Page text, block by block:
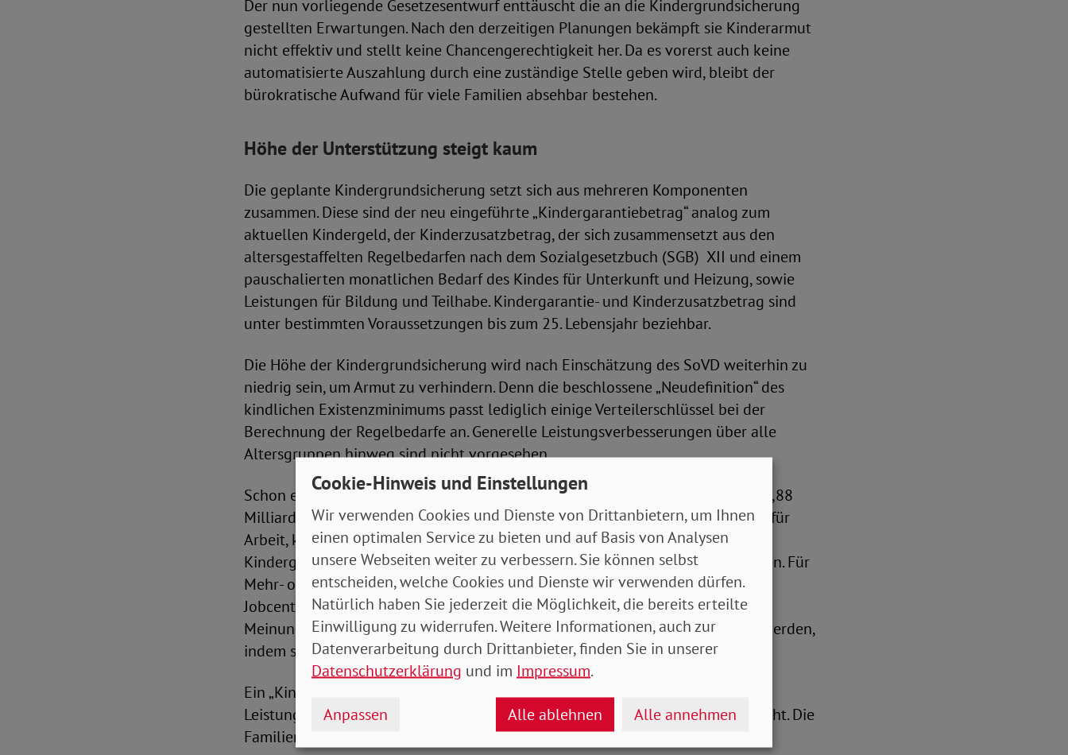
Der nun vorliegende Gesetzesentwurf enttäuscht die an die Kindergrundsicherung
gestellten Erwartungen. Nach den derzeitigen Planungen bekämpft sie Kinderarmut
nicht effektiv und stellt keine Chancengerechtigkeit her. Da es vorerst auch keine
automatisierte Auszahlung durch eine zuständige Stelle geben wird, bleibt der
bürokratische Aufwand für viele Familien absehbar bestehen.
Höhe der Unterstützung steigt kaum
Die geplante Kindergrundsicherung setzt sich aus mehreren Komponenten
zusammen. Diese sind der neu eingeführte „Kindergarantiebetrag“ analog zum
aktuellen Kindergeld, der Kinderzusatzbetrag, der sich zusammensetzt aus den
altersgestaffelten Regelbedarfen nach dem Sozialgesetzbuch (SGB) XII und einem
pauschalierten monatlichen Bedarf des Kindes für Unterkunft und Heizung, sowie
Leistungen für Bildung und Teilhabe. Kindergarantie- und Kinderzusatzbetrag sind
unter bestimmten Voraussetzungen bis zum 25. Lebensjahr beziehbar.
Die Höhe der Kindergrundsicherung wird nach Einschätzung des SoVD weiterhin zu
niedrig sein, um Armut zu verhindern. Denn die beschlossene „Neudefinition“ des
kindlichen Existenzminimums passt lediglich einige Verteilerschlüssel bei der
Berechnung der Regelbedarfe an. Generelle Leistungsverbesserungen über alle
Altersgruppen hinweg sind nicht vorgesehen.
Schon eine halbe Milliarde Euro ist für den Verwaltungsaufwand eingeplant, 1,88
Milliarden Euro bleiben dann zur Auszahlung an Familien. Die Bundesagentur für
Arbeit, konkret der künftige „Familienservice“, soll den Großteil der
Kindergrundsicherung administrieren und ist die Hauptanlaufstelle für Familien. Für
Mehr- oder Sonderbedarfe bei Grundsicherungsbeziehenden sind aber weiter
Jobcenter und Sozialamt zuständig. Der SoVD kritisiert diese Trennung. Seiner
Meinung nach müssen gerade Familien in komplexen Lebenslagen entlastet werden,
indem sie wissen: Für ihr Kind wird alles an einer Stelle geregelt.
Ein „Kindergrundsicherungs-Check“ soll Berechtigte über ihnen zustehende
Leistungen informieren, eine automatische Auszahlung folgt daraus jedoch nicht. Die
Familien müssen weiter Anträge stellen.
Cookie-Hinweis und Einstellungen
Wir verwenden Cookies und Dienste von Drittanbietern, um Ihnen
einen optimalen Service zu bieten und auf Basis von Analysen
unsere Webseiten weiter zu verbessern. Sie können selbst
entscheiden, welche Cookies und Dienste wir verwenden dürfen.
Natürlich haben Sie jederzeit die Möglichkeit, die bereits erteilte
Einwilligung zu widerrufen. Weitere Informationen, auch zur
Datenverarbeitung durch Drittanbieter, finden Sie in unserer
Datenschutzerklärung und im Impressum.
Anpassen Alle ablehnen Alle annehmen